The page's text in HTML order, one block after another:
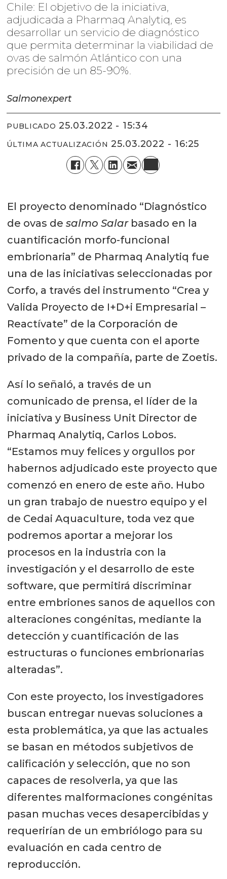
Chile: El objetivo de la iniciativa,
adjudicada a Pharmaq Analytiq, es
desarrollar un servicio de diagnóstico
que permita determinar la viabilidad de
ovas de salmón Atlántico con una
precisión de un 85-90%.
Salmonexpert
PUBLICADO 25.03.2022 - 15:34
ÚLTIMA ACTUALIZACIÓN 25.03.2022 - 16:25
El proyecto denominado “Diagnóstico
de ovas de salmo Salarbasado en la
cuantificación morfo-funcional
embrionaria” de Pharmaq Analytiq fue
una de las iniciativas seleccionadas por
Corfo, a través del instrumento “Crea y
Valida Proyecto de I+D+i Empresarial –
Reactívate” de la Corporación de
Fomento y que cuenta con el aporte
privado de la compañía, parte de Zoetis.
Así lo señaló, a través de un
comunicado de prensa, el líder de la
iniciativa y Business Unit Director de
Pharmaq Analytiq, Carlos Lobos.
“Estamos muy felices y orgullos por
habernos adjudicado este proyecto que
comenzó en enero de este año. Hubo
un gran trabajo de nuestro equipo y el
de Cedai Aquaculture, toda vez que
podremos aportar a mejorar los
procesos en la industria con la
investigación y el desarrollo de este
software, que permitirá discriminar
entre embriones sanos de aquellos con
alteraciones congénitas, mediante la
detección y cuantificación de las
estructuras o funciones embrionarias
alteradas”.
Con este proyecto, los investigadores
buscan entregar nuevas soluciones a
esta problemática, ya que las actuales
se basan en métodos subjetivos de
calificación y selección, que no son
capaces de resolverla, ya que las
diferentes malformaciones congénitas
pasan muchas veces desapercibidas y
requerirían de un embriólogo para su
evaluación en cada centro de
reproducción.